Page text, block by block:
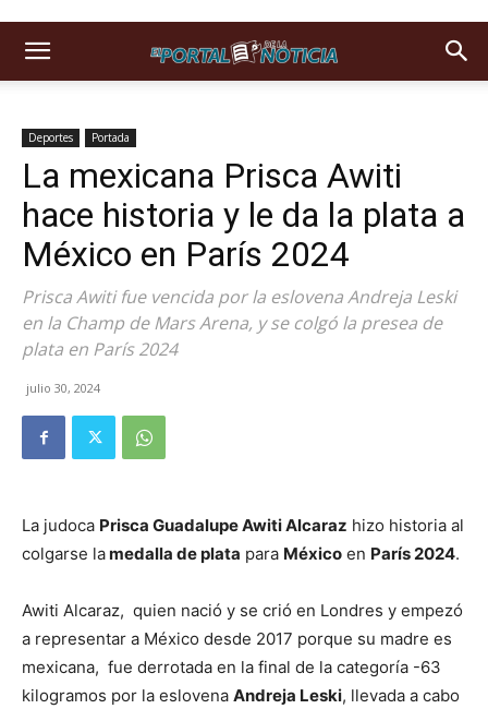
Deportes Portada
La mexicana Prisca Awiti
hace historia y le da la plata a
México en París 2024
Prisca Awiti fue vencida por la eslovena Andreja Leski
en la Champ de Mars Arena, y se colgó la presea de
plata en París 2024
julio 30, 2024
La judoca Prisca Guadalupe Awiti Alcaraz hizo historia al
colgarse lamedalla de plata para México en París 2024.
Awiti Alcaraz, quien nació y se crió en Londres y empezó
a representar a México desde 2017 porque su madre es
mexicana, fue derrotada en la final de la categoría -63
kilogramos por la eslovena Andreja Leski, llevada a cabo